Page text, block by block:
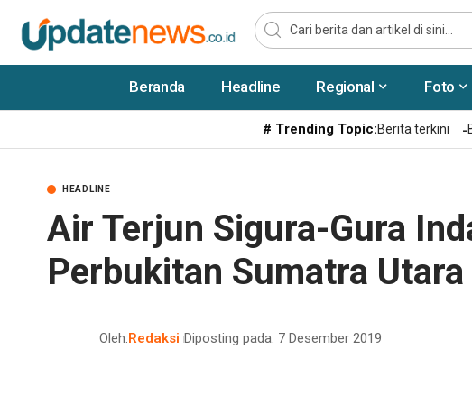
Beranda Headline Regional Foto
# Trending Topic:Berita terkini
HEADLINE
Air Terjun Sigura-Gura
Perbukitan Sumatra Utara
Oleh: Redaksi Diposting pada: 7 Desember 2019